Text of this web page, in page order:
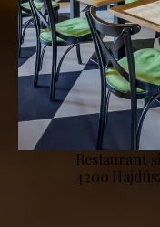
Restaurant
4200